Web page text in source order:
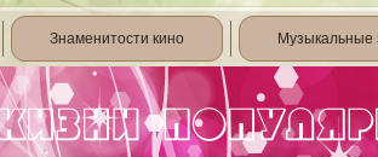
Знаменитости кино Музыкальные